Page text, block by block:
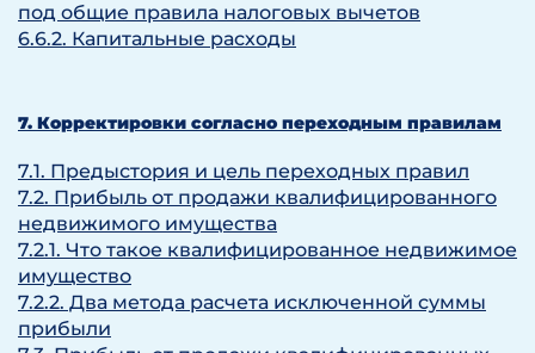
под общие правила налоговых вычетов
6.6.2. Капитальные расходы
7. Корректировки согласно переходным правилам
7.1. Предыстория и цель переходных правил
7.2. Прибыль от продажи квалифицированного
недвижимого имущества
7.2.1. Что такое квалифицированное недвижимое
имущество
7.2.2. Два метода расчета исключенной суммы
прибыли